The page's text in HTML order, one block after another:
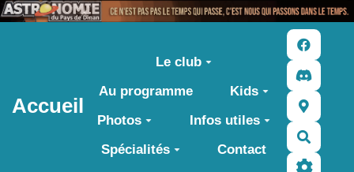
Accueil
Le club
Au programme
Kids
Photos
Infos utiles
Spécialités
Contact